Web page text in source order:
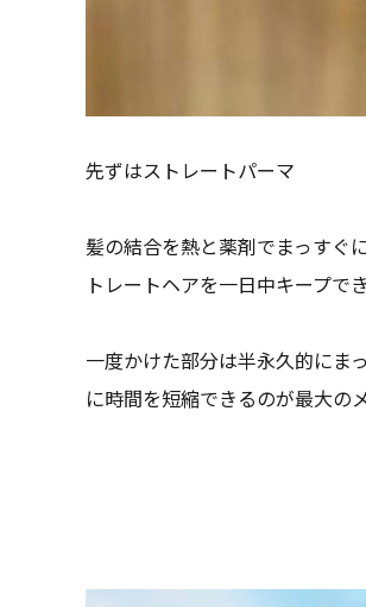
先ずはストレートパーマ
髪の結合を熱と薬剤でまっすぐ
トレートヘアを一日中キープで
一度かけた部分は半永久的にま
に時間を短縮できるのが最大の